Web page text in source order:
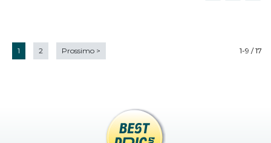
1-9 / 17
1 2 Prossimo >